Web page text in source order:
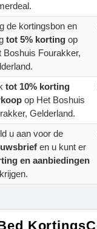
de kortingsbon en
tot 5% korting op
Boshuis Fourakker,
tot 10% korting
op Het Boshuis
Gelderland.
u aan voor de
en u kunt er
en aanbiedingen